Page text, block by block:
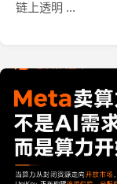
链上透明 ...